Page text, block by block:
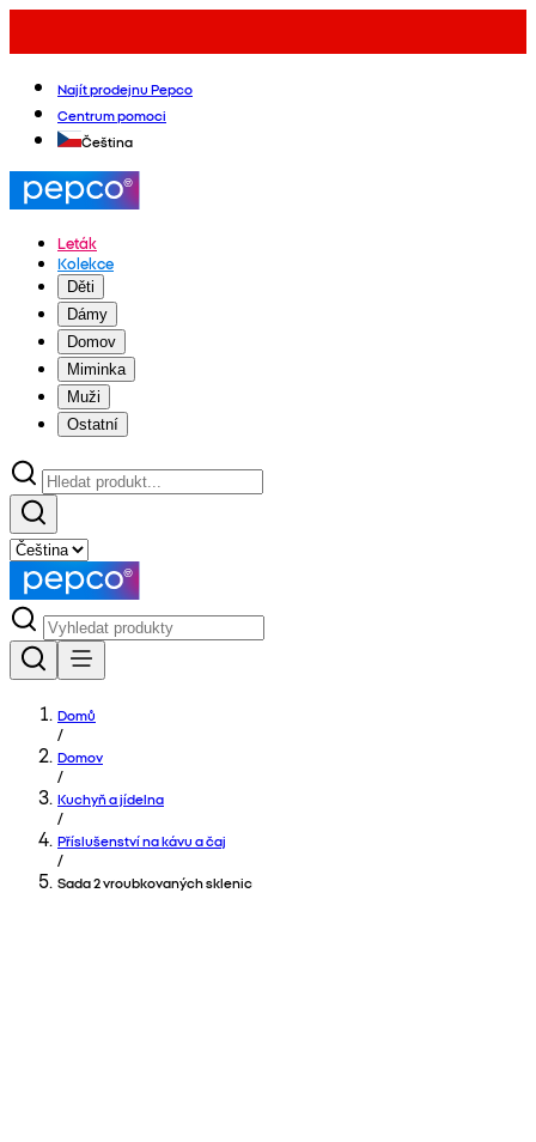
Najít prodejnu Pepco
Centrum pomoci
Čeština
Leták
Kolekce
Děti
Dámy
Domov
Miminka
Muži
Ostatní
Domů
/
Domov
/
Kuchyň a jídelna
/
Příslušenství na kávu a čaj
/
Sada 2 vroubkovaných sklenic